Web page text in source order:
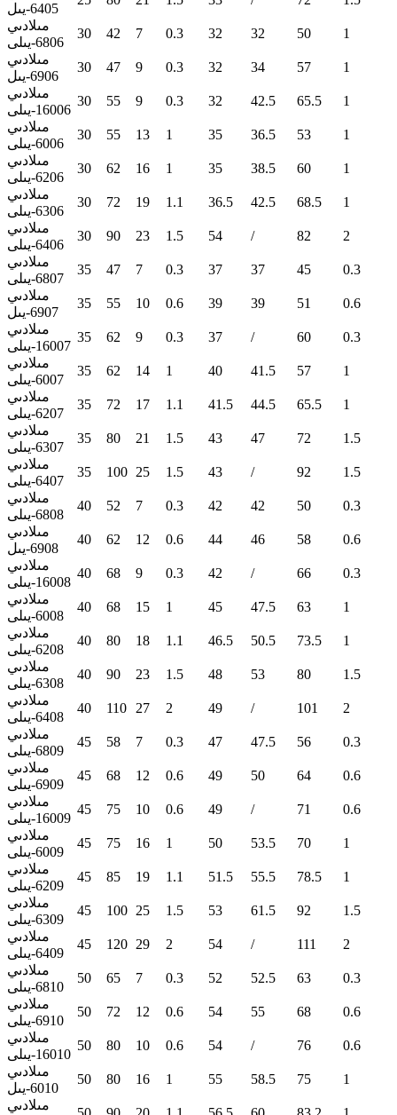
6405-يىل
مىلادىي
6806-يىلى
30 42 7 0.3 32 32 50
1
مىلادىي
6906-يىل
30 47 9 0.3 32 34 57
1
مىلادىي
16006-يىلى
30 55 9 0.3 32 42.5 65.5
1
مىلادىي
6006-يىلى
30 55 13 1 35 36.5 53
1
مىلادىي
6206-يىلى
30 62 16 1 35 38.5 60
1
مىلادىي
6306-يىلى
30 72 19 1.1 36.5 42.5 68.5
1
مىلادىي
6406-يىلى
30 90 23 1.5 54 / 82
2
مىلادىي
6807-يىلى
35 47 7 0.3 37 37 45
0.3
مىلادىي
6907-يىل
35 55 10 0.6 39 39 51
0.6
مىلادىي
16007-يىلى
35 62 9 0.3 37 / 60
0.3
مىلادىي
6007-يىلى
35 62 14 1 40 41.5 57
1
مىلادىي
6207-يىلى
35 72 17 1.1 41.5 44.5 65.5
1
مىلادىي
6307-يىلى
35 80 21 1.5 43 47 72
1.5
مىلادىي
6407-يىلى
35 100 25 1.5 43 / 92
1.5
مىلادىي
6808-يىلى
40 52 7 0.3 42 42 50
0.3
مىلادىي
6908-يىل
40 62 12 0.6 44 46 58
0.6
مىلادىي
16008-يىلى
40 68 9 0.3 42 / 66
0.3
مىلادىي
6008-يىلى
40 68 15 1 45 47.5 63
1
مىلادىي
6208-يىلى
40 80 18 1.1 46.5 50.5 73.5
1
مىلادىي
6308-يىلى
40 90 23 1.5 48 53 80
1.5
مىلادىي
6408-يىلى
40 110 27 2 49 / 101
2
مىلادىي
6809-يىلى
45 58 7 0.3 47 47.5 56
0.3
مىلادىي
6909-يىلى
45 68 12 0.6 49 50 64
0.6
مىلادىي
16009-يىلى
45 75 10 0.6 49 / 71
0.6
مىلادىي
6009-يىلى
45 75 16 1 50 53.5 70
1
مىلادىي
6209-يىلى
45 85 19 1.1 51.5 55.5 78.5
1
مىلادىي
6309-يىلى
45 100 25 1.5 53 61.5 92
1.5
مىلادىي
6409-يىلى
45 120 29 2 54 / 111
2
مىلادىي
6810-يىلى
50 65 7 0.3 52 52.5 63
0.3
مىلادىي
6910-يىلى
50 72 12 0.6 54 55 68
0.6
مىلادىي
16010-يىلى
50 80 10 0.6 54 / 76
0.6
مىلادىي
6010-يىل
50 80 16 1 55 58.5 75
1
مىلادىي